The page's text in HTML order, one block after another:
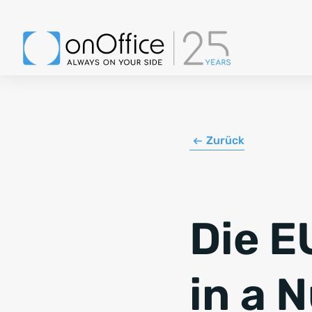
Zurück
Die
in a